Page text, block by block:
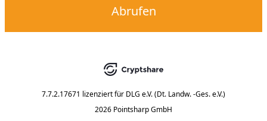
Abrufen
7.7.2.17671 lizenziert für DLG e.V. (Dt. Landw. -Ges. e.V.)
2026 Pointsharp GmbH